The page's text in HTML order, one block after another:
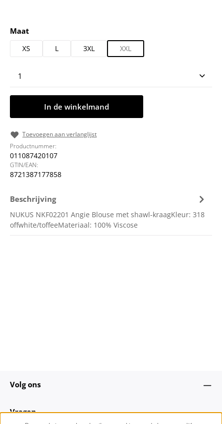
Selecteer
Maat
XS L 3XL XXL
Producthoeveelheid: Voer de gewenste
In de winkelmand
Toevoegen aan verlanglijst
Productnummer:
011087420107
GTIN/EAN:
8721387177858
Beschrijving
NUKUS NKF02201 Angie Blouse met shawl-kraagKleur: 318
offwhite/toffeeMateriaal: 100% Viscose
Volg ons
Vragen